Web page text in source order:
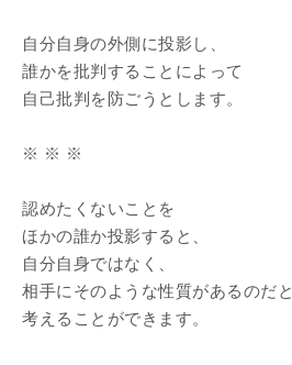
自分自身の外側に投影し、
誰かを批判することによって
自己批判を防ごうとします。
※ ※ ※
認めたくないことを
ほかの誰か投影すると、
自分自身ではなく、
相手にそのような性質があるのだと
考えることができます。